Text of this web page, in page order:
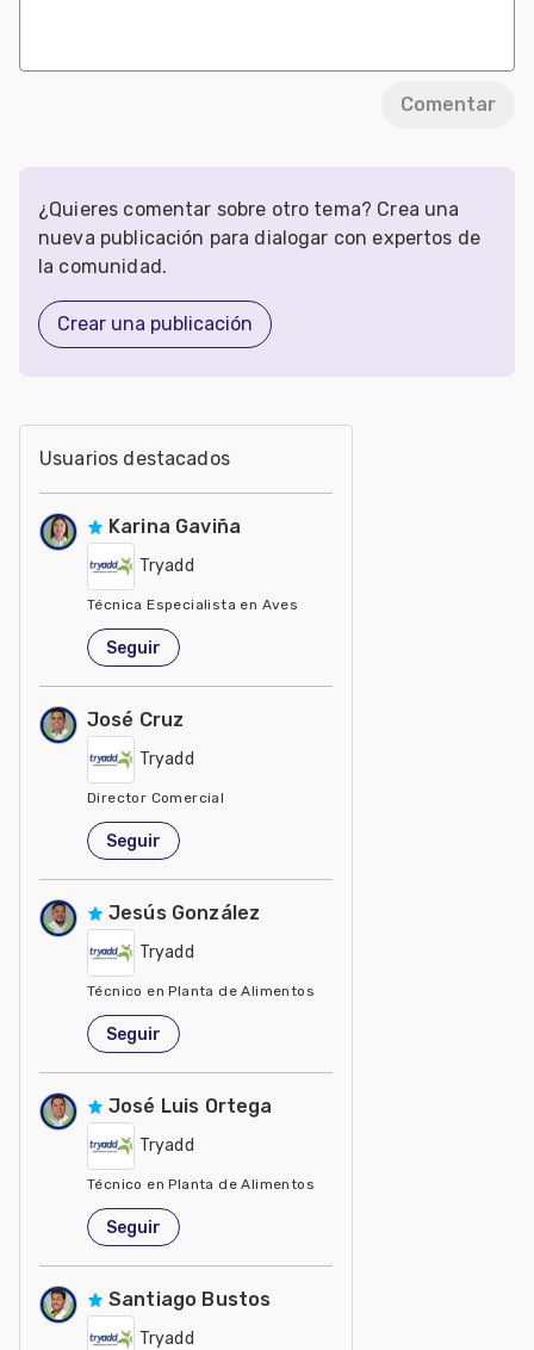
Comentar
¿Quieres comentar sobre otro tema? Crea una
nueva publicación para dialogar con expertos de
la comunidad.
Crear una publicación
Usuarios destacados
Karina Gaviña
Tryadd
Técnica Especialista en Aves
México
Seguir
José Cruz
Tryadd
Director Comercial
México
Seguir
Jesús González
Tryadd
Técnico en Planta de Alimentos
México
Seguir
José Luis Ortega
Tryadd
Técnico en Planta de Alimentos
México
Seguir
Santiago Bustos
Tryadd